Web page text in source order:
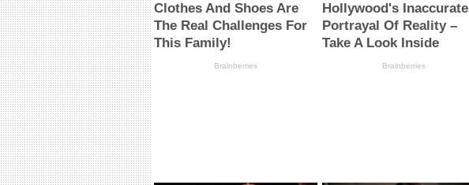
Clothes And Shoes Are
The Real Challenges For
This Family!
Brainberries
Hollywood's Inaccurate
Portrayal Of Reality –
Take A Look Inside
Brainberries